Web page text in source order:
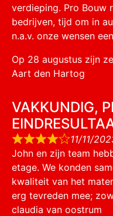
verdieping. Pro Bouw
bedrijven, tijd om in
n.a.v. onze wensen
Op 28 augustus zijn
Aart den Hartog
VAKKUNDIG,
11/11/
John en zijn team
etage. We konden
kwaliteit van het
erg tevreden mee;
claudia van oostrum